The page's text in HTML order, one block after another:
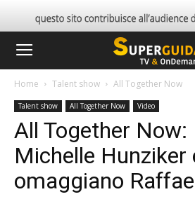
Home Talent show All Together Now
Talent show All Together Now Video
All Together Now:
Michelle Hunziker
omaggiano